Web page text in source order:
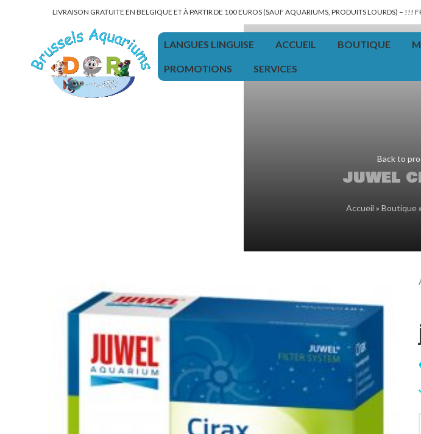
LIVRAISON GRATUITE EN BELGIQUE ET À PARTIR DE 100 EUROS (SAUF AQUARIUMS, PRODUITS LOURDS) –
LANGUES LINGUISE ACCUEIL BOUTIQUE
PROMOTIONS SERVICES
Back to
juwel
Accueil » Boutique»